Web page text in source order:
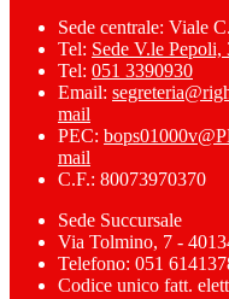
Sede centrale: Viale
Tel: Sede V.le Pepoli,
Tel: 051 3390930
Email:
mail
PEC:
mail
C.F.: 80073970370
Sede Succursale
Via Tolmino, 7 -
Telefono: 051
Codice unico fatt.